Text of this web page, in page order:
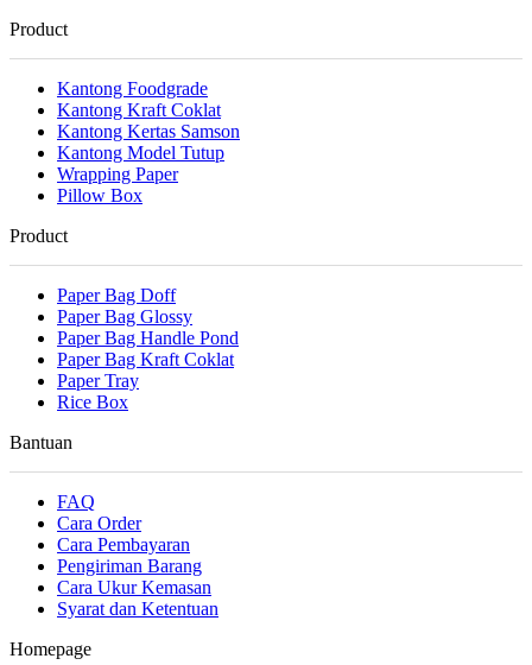
Product
Kantong Foodgrade
Kantong Kraft Coklat
Kantong Kertas Samson
Kantong Model Tutup
Wrapping Paper
Pillow Box
Product
Paper Bag Doff
Paper Bag Glossy
Paper Bag Handle Pond
Paper Bag Kraft Coklat
Paper Tray
Rice Box
Bantuan
FAQ
Cara Order
Cara Pembayaran
Pengiriman Barang
Cara Ukur Kemasan
Syarat dan Ketentuan
Homepage